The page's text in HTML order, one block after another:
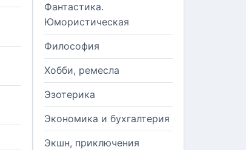
Фантастика.
Юмористическая
Философия
Хобби, ремесла
Эзотерика
Экономика и бухгалтерия
Экшн, приключения